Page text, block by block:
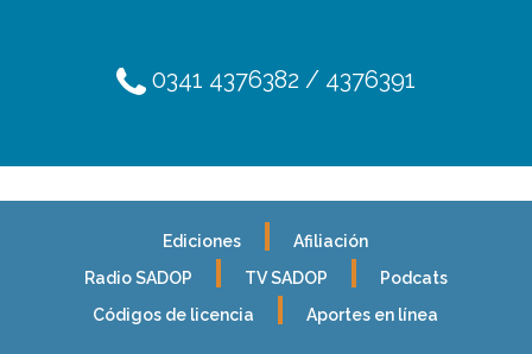
Ediciones
Afiliación
Radio SADOP
TV SADOP
Podcats
Códigos de licencia
Aportes en línea
0341 4376382 / 4376391